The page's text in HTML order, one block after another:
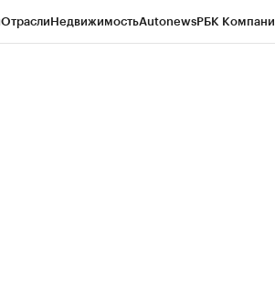
ОтраслиНедвижимостьAutonewsРБК